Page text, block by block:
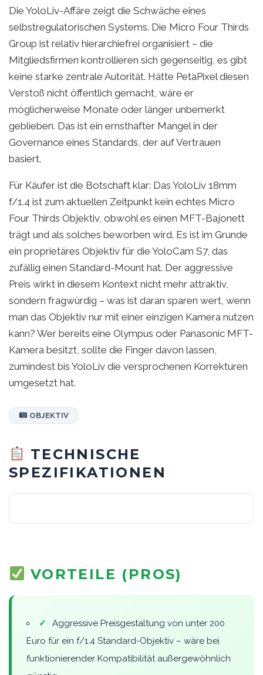
Die YoloLiv-Affäre zeigt die Schwäche eines
selbstregulatorischen Systems. Die Micro Four Thirds
Group ist relativ hierarchiefrei organisiert – die
Mitgliedsfirmen kontrollieren sich gegenseitig, es gibt
keine starke zentrale Autorität. Hätte PetaPixel diesen
Verstoß nicht öffentlich gemacht, wäre er
möglicherweise Monate oder länger unbemerkt
geblieben. Das ist ein ernsthafter Mangel in der
Governance eines Standards, der auf Vertrauen
basiert.
Für Käufer ist die Botschaft klar: Das YoloLiv 18mm
f/1.4 ist zum aktuellen Zeitpunkt kein echtes Micro
Four Thirds Objektiv, obwohl es einen MFT-Bajonett
trägt und als solches bewor­ben wird. Es ist im Grunde
ein proprietäres Objektiv für die YoloCam S7, das
zufällig einen Standard-Mount hat. Der aggressive
Preis wirkt in diesem Kontext nicht mehr attraktiv,
sondern fragwürdig – was ist daran sparen wert, wenn
man das Objektiv nur mit einer einzigen Kamera nutzen
kann? Wer bereits eine Olympus oder Panasonic MFT-
Kamera besitzt, sollte die Finger davon lassen,
zumindest bis YoloLiv die versprochenen Korrekturen
umgesetzt hat.
OBJEKTIV
TECHNISCHE
SPEZIFIKATIONEN
VORTEILE (PROS)
✓
Aggressive Preisgestaltung von unter 200
Euro für ein f/1.4 Standard-Objektiv – wäre bei
funktionierender Kompatibilität außergewöhnlich